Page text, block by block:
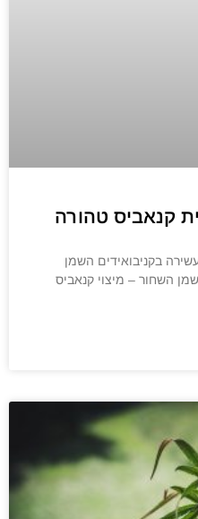
קנאביס טהורה
בקניבואידים השמן
השחור – מיצוי קנאביס